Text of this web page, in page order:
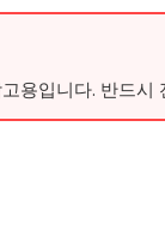
용입니다. 반드시